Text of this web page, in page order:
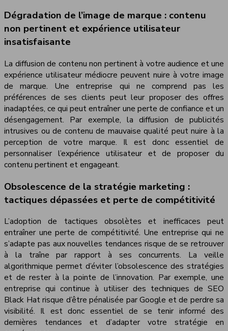
Dégradation de l’image de marque : contenu
non pertinent et expérience utilisateur
insatisfaisante
La diffusion de contenu non pertinent à votre audience et une
expérience utilisateur médiocre peuvent nuire à votre image
de marque. Une entreprise qui ne comprend pas les
préférences de ses clients peut leur proposer des offres
inadaptées, ce qui peut entraîner une perte de confiance et un
désengagement. Par exemple, la diffusion de publicités
intrusives ou de contenu de mauvaise qualité peut nuire à la
perception de votre marque. Il est donc essentiel de
personnaliser l’expérience utilisateur et de proposer du
contenu pertinent et engageant.
Obsolescence de la stratégie marketing :
tactiques dépassées et perte de compétitivité
L’adoption de tactiques obsolètes et inefficaces peut
entraîner une perte de compétitivité. Une entreprise qui ne
s’adapte pas aux nouvelles tendances risque de se retrouver
à la traîne par rapport à ses concurrents. La veille
algorithmique permet d’éviter l’obsolescence des stratégies
et de rester à la pointe de l’innovation. Par exemple, une
entreprise qui continue à utiliser des techniques de SEO
Black Hat risque d’être pénalisée par Google et de perdre sa
visibilité. Il est donc essentiel de se tenir informé des
dernières tendances et d’adapter votre stratégie en